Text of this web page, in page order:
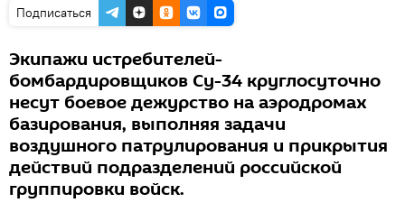
Подписаться
Экипажи истребителей-
бомбардировщиков Су-34 круглосуточно
несут боевое дежурство на аэродромах
базирования, выполняя задачи
воздушного патрулирования и прикрытия
действий подразделений российской
группировки войск.